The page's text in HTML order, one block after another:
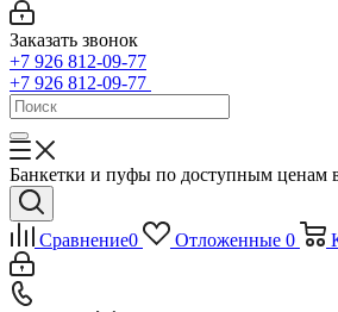
Заказать звонок
+7 926 812-09-77
+7 926 812-09-77
Банкетки и пуфы по доступным ценам
Сравнение0 Отложенные 0